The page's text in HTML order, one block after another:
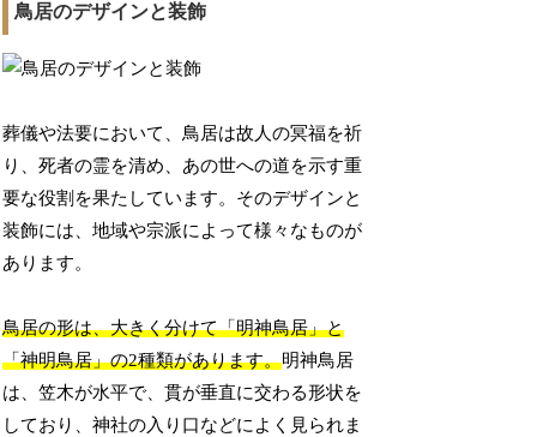
鳥居のデザインと装飾
葬儀や法要において、鳥居は故人の冥福を祈
り、死者の霊を清め、あの世への道を示す重
要な役割を果たしています。そのデザインと
装飾には、地域や宗派によって様々なものが
あります。
鳥居の形は、大きく分けて「明神鳥居」と
「神明鳥居」の2種類があります。明神鳥居
は、笠木が水平で、貫が垂直に交わる形状を
しており、神社の入り口などによく見られま